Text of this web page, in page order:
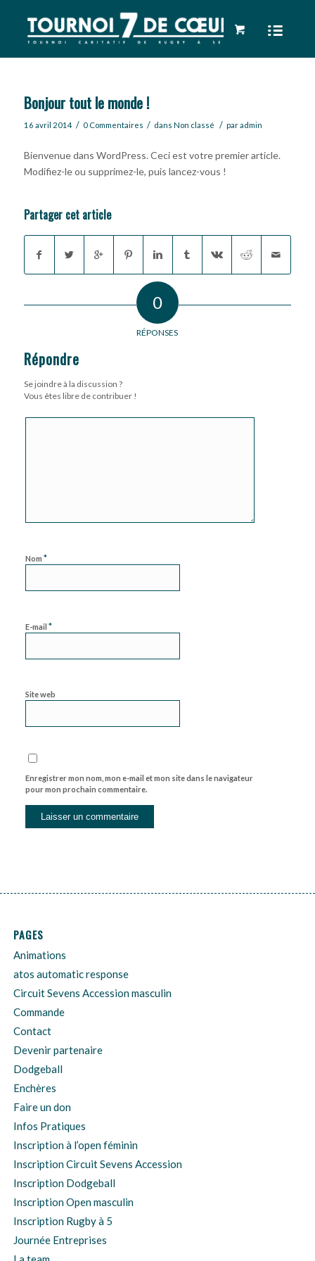
Bonjour tout le monde !
16 avril 2014 / 0 Commentaires / dans Non classé / paradmin
Bienvenue dans WordPress. Ceci est votre premier article.
Modifiez-le ou supprimez-le, puis lancez-vous !
Partager cet article
0
RÉPONSES
Répondre
Se joindre à la discussion ?
Vous êtes libre de contribuer !
Nom *
E-mail *
Site web
Enregistrer mon nom, mon e-mail et mon site dans le navigateur
pour mon prochain commentaire.
PAGES
Animations
atos automatic response
Circuit Sevens Accession masculin
Commande
Contact
Devenir partenaire
Dodgeball
Enchères
Faire un don
Infos Pratiques
Inscription à l’open féminin
Inscription Circuit Sevens Accession
Inscription Dodgeball
Inscription Open masculin
Inscription Rugby à 5
Journée Entreprises